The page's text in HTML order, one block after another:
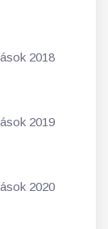
2018
2019
2020